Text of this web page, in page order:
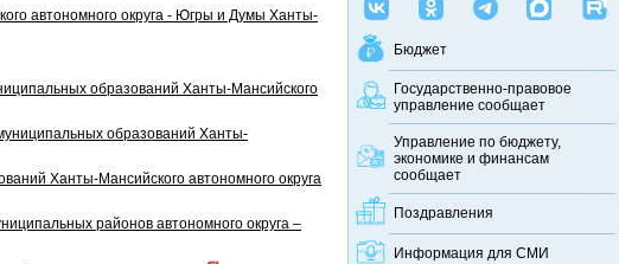
Бюджет
Государственно-правовое
управление сообщает
Управление по бюджету,
экономике и финансам
сообщает
Поздравления
Информация для СМИ
автономного округа - Югры и Думы Ханты-
образований Ханты-Мансийского
образований Ханты-
Ханты-Мансийского автономного округа
районов автономного округа –